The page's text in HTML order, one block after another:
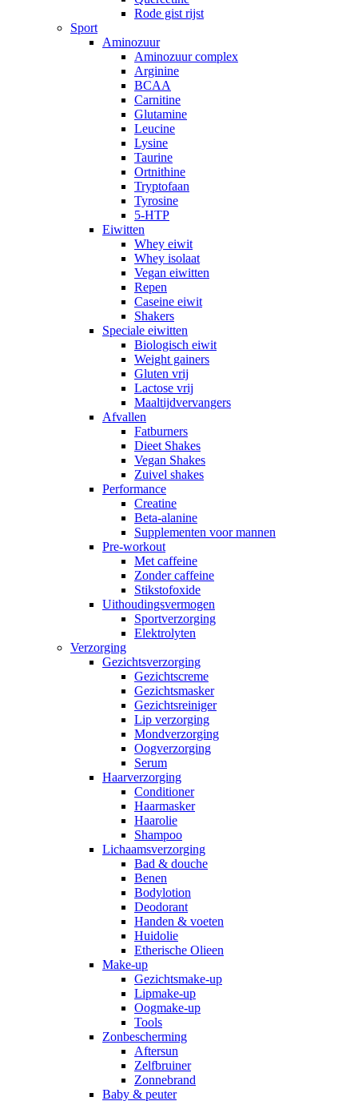
Rode gist rijst
Sport
Aminozuur
Aminozuur complex
Arginine
BCAA
Carnitine
Glutamine
Leucine
Lysine
Taurine
Ortnithine
Tryptofaan
Tyrosine
5-HTP
Eiwitten
Whey eiwit
Whey isolaat
Vegan eiwitten
Repen
Caseine eiwit
Shakers
Speciale eiwitten
Biologisch eiwit
Weight gainers
Gluten vrij
Lactose vrij
Maaltijdvervangers
Afvallen
Fatburners
Dieet Shakes
Vegan Shakes
Zuivel shakes
Performance
Creatine
Beta-alanine
Supplementen voor mannen
Pre-workout
Met caffeine
Zonder caffeine
Stikstofoxide
Uithoudingsvermogen
Sportverzorging
Elektrolyten
Verzorging
Gezichtsverzorging
Gezichtscreme
Gezichtsmasker
Gezichtsreiniger
Lip verzorging
Mondverzorging
Oogverzorging
Serum
Haarverzorging
Conditioner
Haarmasker
Haarolie
Shampoo
Lichaamsverzorging
Bad & douche
Benen
Bodylotion
Deodorant
Handen & voeten
Huidolie
Etherische Olieen
Make-up
Gezichtsmake-up
Lipmake-up
Oogmake-up
Tools
Zonbescherming
Aftersun
Zelfbruiner
Zonnebrand
Baby & peuter